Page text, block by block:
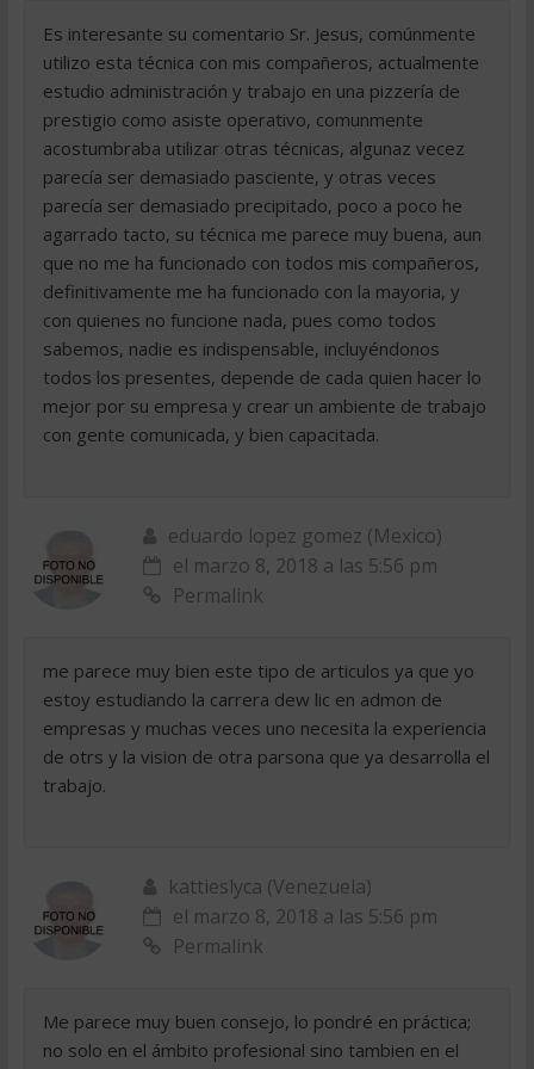
Es interesante su comentario Sr. Jesus, comúnmente
utilizo esta técnica con mis compañeros, actualmente
estudio administración y trabajo en una pizzería de
prestigio como asiste operativo, comunmente
acostumbraba utilizar otras técnicas, algunaz vecez
parecía ser demasiado pasciente, y otras veces
parecía ser demasiado precipitado, poco a poco he
agarrado tacto, su técnica me parece muy buena, aun
que no me ha funcionado con todos mis compañeros,
definitivamente me ha funcionado con la mayoria, y
con quienes no funcione nada, pues como todos
sabemos, nadie es indispensable, incluyéndonos
todos los presentes, depende de cada quien hacer lo
mejor por su empresa y crear un ambiente de trabajo
con gente comunicada, y bien capacitada.
eduardo lopez gomez (Mexico)
el marzo 8, 2018 a las 5:56 pm
Permalink
me parece muy bien este tipo de articulos ya que yo
estoy estudiando la carrera dew lic en admon de
empresas y muchas veces uno necesita la experiencia
de otrs y la vision de otra parsona que ya desarrolla el
trabajo.
kattieslyca (Venezuela)
el marzo 8, 2018 a las 5:56 pm
Permalink
Me parece muy buen consejo, lo pondré en práctica;
no solo en el ámbito profesional sino tambien en el